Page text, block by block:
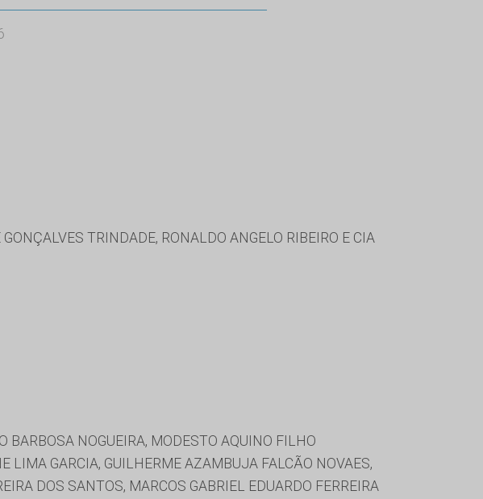
TRINDADE, RONALDO ANGELO RIBEIRO E CIA
BARBOSA NOGUEIRA, MODESTO AQUINO FILHO
LIMA GARCIA, GUILHERME AZAMBUJA FALCÃO NOVAES,
DOS SANTOS, MARCOS GABRIEL EDUARDO FERREIRA